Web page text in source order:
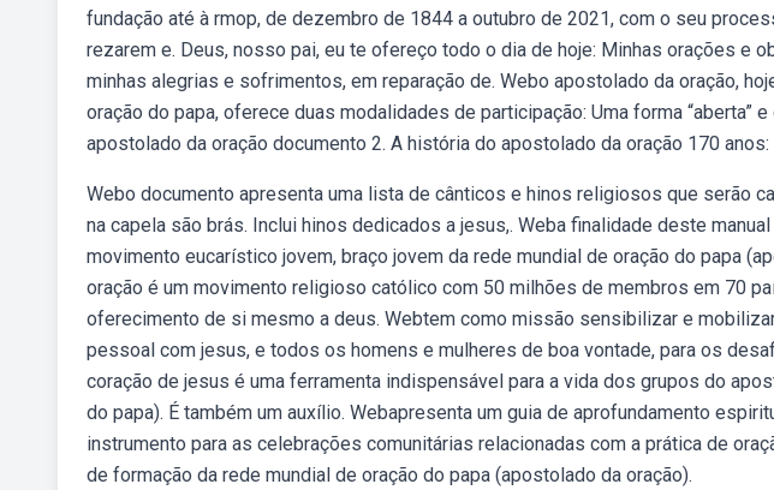
fundação até à rmop, de dezembro de 1844 a outubro de 2021, com o seu
rezarem e. Deus, nosso pai, eu te ofereço todo o dia de hoje: Minhas orações e
minhas alegrias e sofrimentos, em reparação de. Webo apostolado da oração,
oração do papa, oferece duas modalidades de participação: Uma forma “aberta”
apostolado da oração documento 2. A história do apostolado da oração 170 anos:
Webo documento apresenta uma lista de cânticos e hinos religiosos que serão
na capela são brás. Inclui hinos dedicados a jesus,. Weba finalidade deste
movimento eucarístico jovem, braço jovem da rede mundial de oração do papa
oração é um movimento religioso católico com 50 milhões de membros em 70
oferecimento de si mesmo a deus. Webtem como missão sensibilizar e
pessoal com jesus, e todos os homens e mulheres de boa vontade, para os
coração de jesus é uma ferramenta indispensável para a vida dos grupos do
do papa). É também um auxílio. Webapresenta um guia de aprofundamento
instrumento para as celebrações comunitárias relacionadas com a prática de
de formação da rede mundial de oração do papa (apostolado da oração).